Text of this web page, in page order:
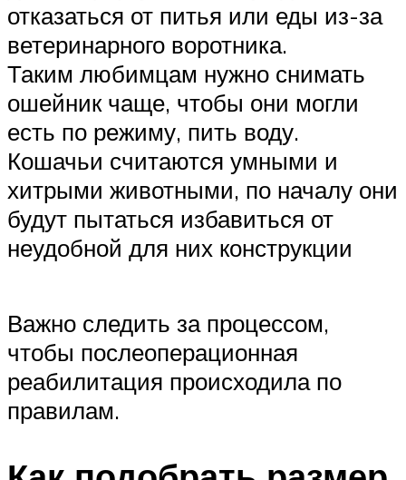
отказаться от питья или еды из-за
ветеринарного воротника.
Таким любимцам нужно снимать
ошейник чаще, чтобы они могли
есть по режиму, пить воду.
Кошачьи считаются умными и
хитрыми животными, по началу они
будут пытаться избавиться от
неудобной для них конструкции
Важно следить за процессом,
чтобы послеоперационная
реабилитация происходила по
правилам.